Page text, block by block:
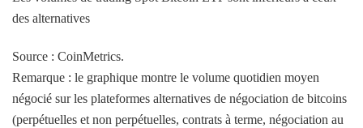
des alternatives
Source : CoinMetrics.
Remarque : le graphique montre le volume quotidien moyen
négocié sur les plateformes alternatives de négociation de bitcoins
(perpétuelles et non perpétuelles, contrats à terme, négociation au